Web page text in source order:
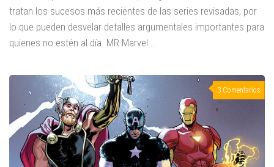
tratan los sucesos más recientes de las series revisadas, por
lo que pueden desvelar detalles argumentales importantes para
quienes no estén al día. MR Marvel...
3 Comentarios